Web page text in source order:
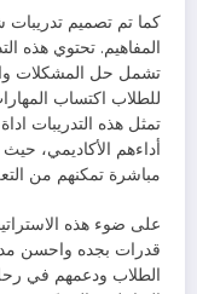
كما تم تصميم
المفاهيم. تحتوي هذه
تشمل حل المشكلات
للطلاب اكتساب
تمثل هذه التدريبات
أداءهم الأكاديمي،
مباشرة تمكنهم من
على ضوء هذه
قدرات بجده واحسن
الطلاب ودعمهم في